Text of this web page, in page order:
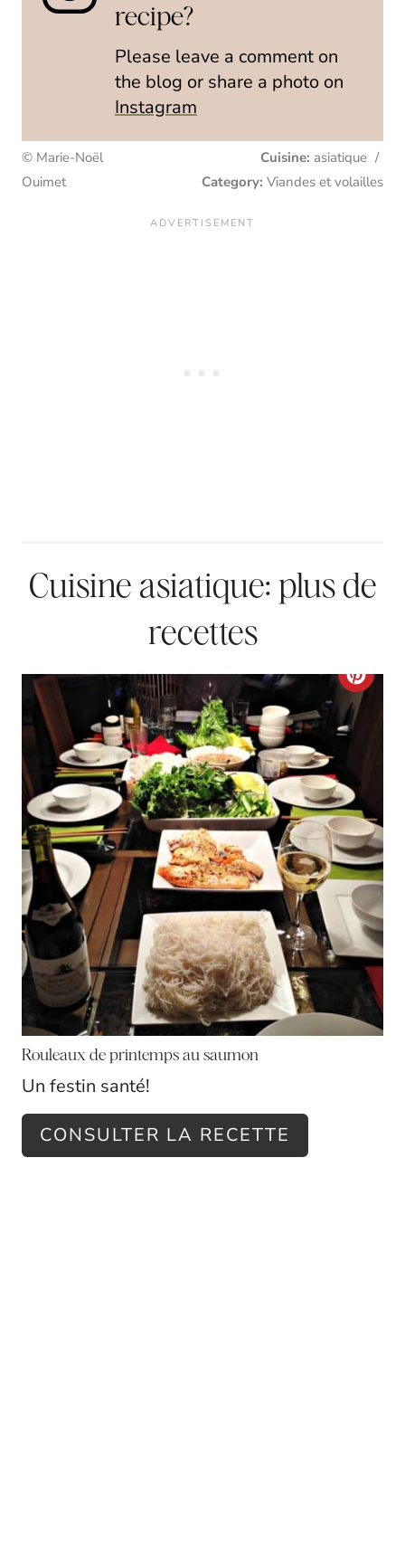
recipe?
Please leave a comment on
the blog or share a photo on
Instagram
© Marie-Noël
Ouimet
Cuisine: asiatique /
Category: Viandes et volailles
Cuisine asiatique: plus de
recettes
C
R
A
T
E
P
I
N
T
E
Rouleaux de printemps au saumon
Un festin santé!
CONSULTER LA RECETTE